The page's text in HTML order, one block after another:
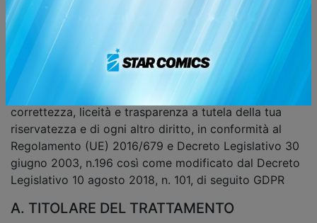
INFORMATIVA AL TRATTAMENTO
DATI UTENTI SITO WEB ART. 13
Regolamento (UE) 2016/679
Rev.3.01 del 25/05/2022
I dati personali fornitici verranno trattati con
correttezza, liceità e trasparenza a tutela della tua
riservatezza e di ogni altro diritto, in conformità al
Regolamento (UE) 2016/679 e Decreto Legislativo 30
giugno 2003, n.196 così come modificato dal Decreto
Legislativo 10 agosto 2018, n. 101, di seguito GDPR
A. TITOLARE DEL TRATTAMENTO